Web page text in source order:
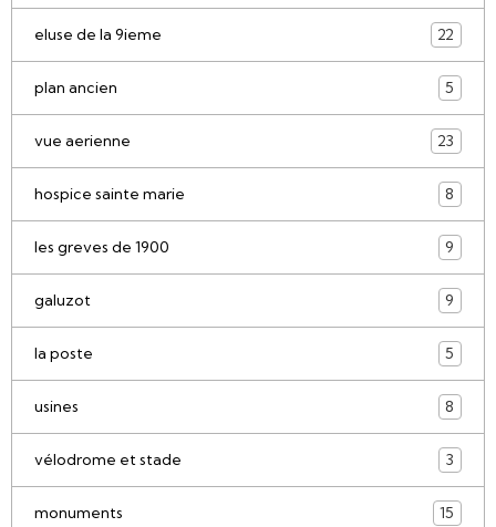
eluse de la 9ieme 22
plan ancien 5
vue aerienne 23
hospice sainte marie 8
les greves de 1900 9
galuzot 9
la poste 5
usines 8
vélodrome et stade 3
monuments 15